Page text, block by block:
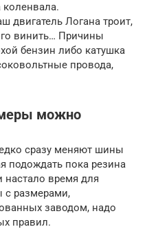
двигатель Логана троит,
винить… Причины
бензин либо катушка
провода,
можно
сразу меняют шины
подождать пока резина
время для
с размерами,
заводом, надо
правил.